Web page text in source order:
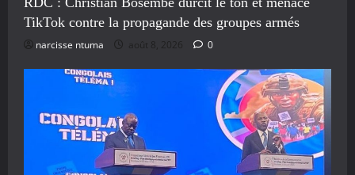
TikTok contre la propagande des groupes armés
narcisse ntuma août 8, 2026 0